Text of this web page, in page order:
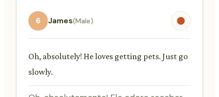
6 James(Male)
Oh, absolutely! He loves getting pets. Just go
slowly.